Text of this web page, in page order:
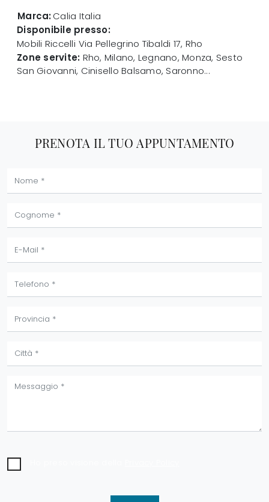
Marca:Calia Italia
Disponibile presso:
Mobili Riccelli Via Pellegrino Tibaldi 17, Rho
Zone servite: Rho, Milano, Legnano, Monza, Sesto
San Giovanni, Cinisello Balsamo, Saronno...
PRENOTA IL TUO APPUNTAMENTO